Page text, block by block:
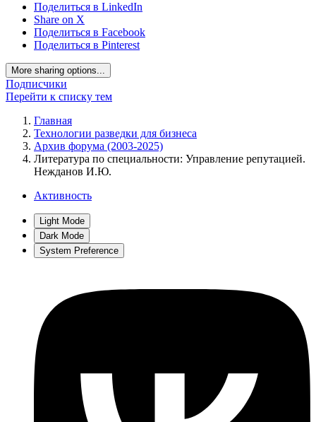
Поделиться в LinkedIn
Share on X
Поделиться в Facebook
Поделиться в Pinterest
More sharing options...
Подписчики
Перейти к списку тем
Главная
Технологии разведки для бизнеса
Архив форума (2003-2025)
Литература по специальности: Управление репутацией.
Нежданов И.Ю.
Активность
Light Mode
Dark Mode
System Preference